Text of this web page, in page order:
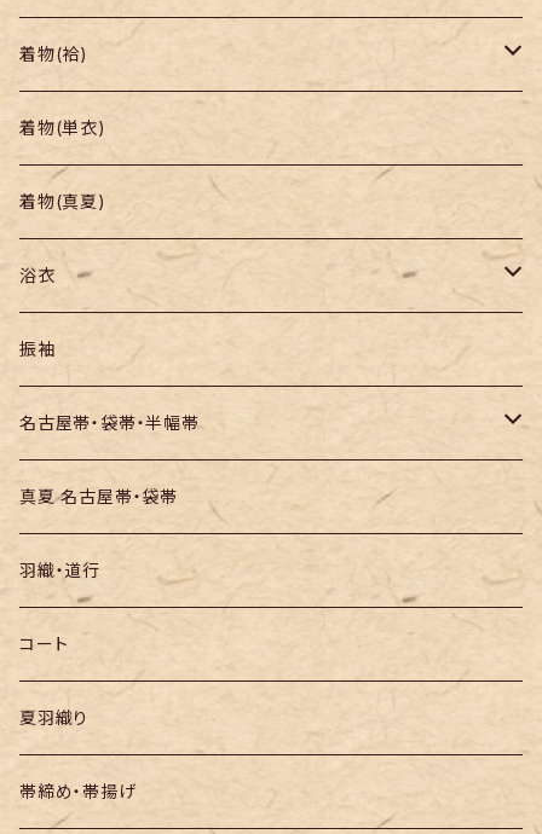
着物
帯
羽織り・道行
着物(袷)
小紋
色無地・江戸小紋
紬
訪問着・付下
お召し
着物(単衣)
着物(真夏)
浴衣
セオα・ポリ
木綿・綿麻
絞りの浴衣
振袖
名古屋帯・袋帯・半幅帯
名古屋帯
袋帯
半幅帯
真夏 名古屋帯・袋帯
羽織・道行
コート
夏羽織り
帯締め・帯揚げ